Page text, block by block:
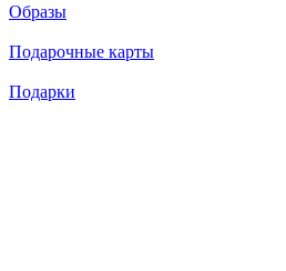
Образы
Подарочные карты
Подарки